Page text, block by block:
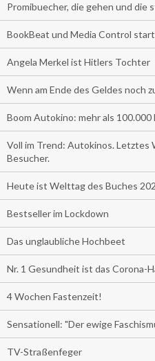
Promibuecher, die gehen und die
BookBeat und Media Control
Angela Merkel ist Hitlers Tochter
Wenn am Ende des Geldes noch
Boom Autokino: mehr als
Voll im Trend: Autokinos. Letztes
Besucher.
Heute ist Welttag des Buches
Bestseller im Lockdown
Das unglaubliche Hochbeet
Nr. 1 Gesundheit ist das Corona-
4 Wochen Fastenzeit!
Sensationell: "Der ewige
TV-Straßenfeger